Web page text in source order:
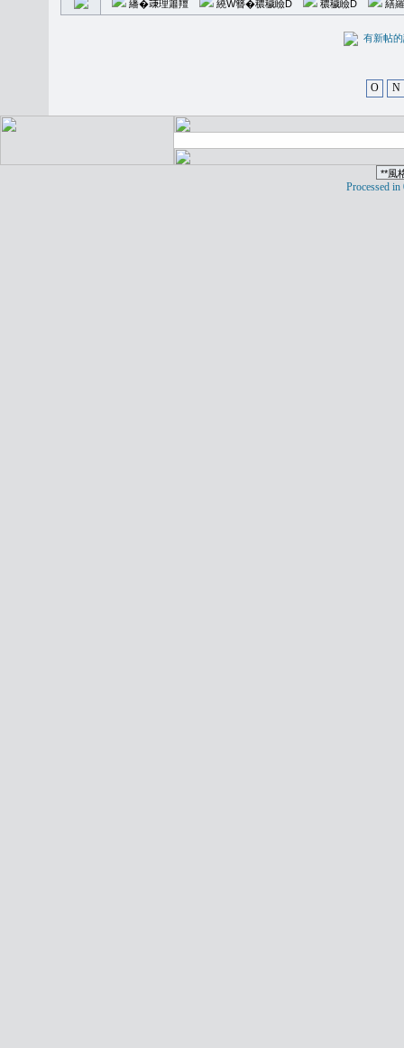
繙�𥪕理簫羶 繞W簪�穠穢瞼D 穠穢瞼D 繕
有新
O N
Processed